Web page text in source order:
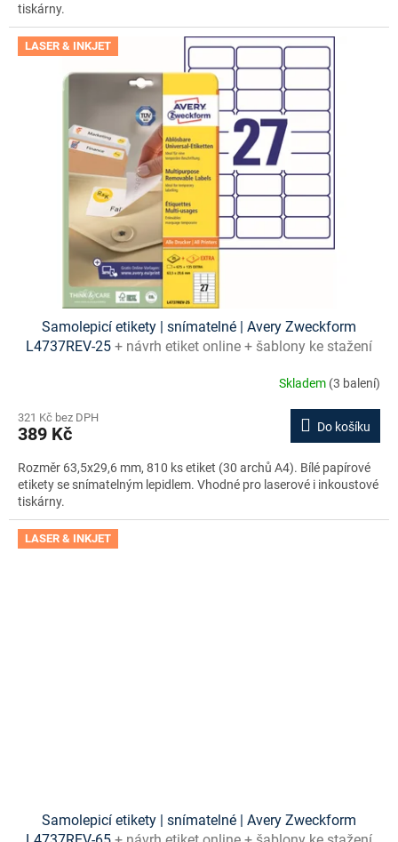
tiskárny.
LASER & INKJET
Samolepicí etikety | snímatelné | Avery Zweckform
L4737REV-25 + návrh etiket online + šablony ke stažení
Skladem (3 balení)
321 Kč bez DPH
389 Kč Do košíku
Rozměr 63,5x29,6 mm, 810 ks etiket (30 archů A4). Bílé papírové
etikety se snímatelným lepidlem. Vhodné pro laserové i inkoustové
tiskárny.
LASER & INKJET
Samolepicí etikety | snímatelné | Avery Zweckform